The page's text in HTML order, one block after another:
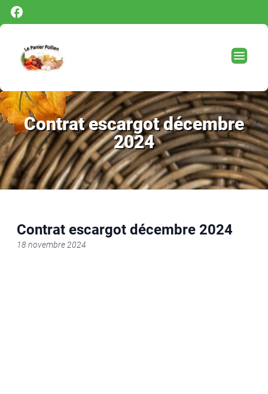
Contrat escargot décembre
2024
Contrat escargot décembre 2024
18 novembre 2024
Panneau de gestion des cookies